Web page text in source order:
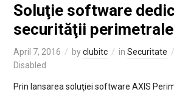
Soluţie software
securităţii perimetrale
April 7, 2016 byclubitc in Securitate
Disabled
Prin lansarea soluţiei software AXIS